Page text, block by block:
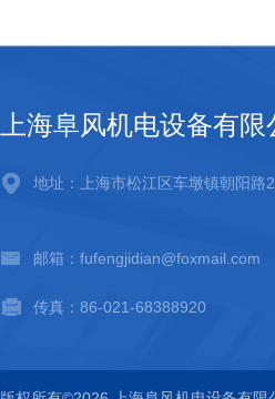
上海阜风机电设备有限
地址：上海市松江区车墩镇朝阳路
邮箱：fufengjidian@foxmail.com
传真：86-021-68388920